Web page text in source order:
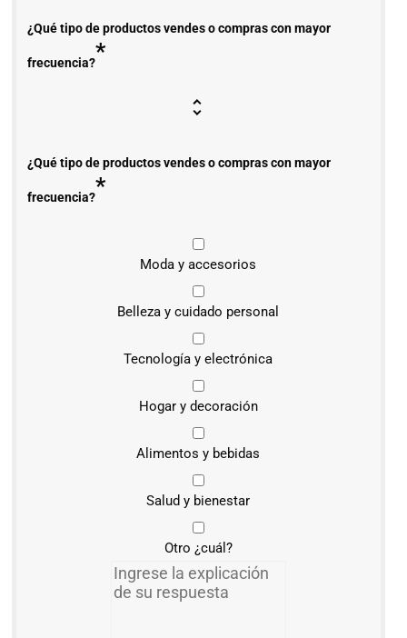
¿Qué tipo de productos vendes o compras con mayor
frecuencia?*
¿Qué tipo de productos vendes o compras con mayor
frecuencia?*
Moda y accesorios
Belleza y cuidado personal
Tecnología y electrónica
Hogar y decoración
Alimentos y bebidas
Salud y bienestar
Otro ¿cuál?